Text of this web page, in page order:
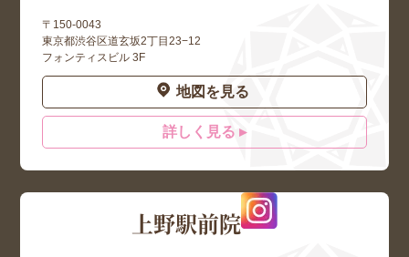
〒150-0043
東京都渋谷区道玄坂2丁目23−12
フォンティスビル 3F
地図を見る
詳しく見る ▸
上野駅前院